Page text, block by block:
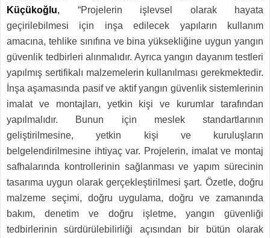
Küçükoğlu, “Projelerin işlevsel olarak hayata
geçirilebilmesi için inşa edilecek yapıların kullanım
amacına, tehlike sınıfına ve bina yüksekliğine uygun yangın
güvenlik tedbirleri alınmalıdır. Ayrıca yangın dayanım testleri
yapılmış sertifikalı malzemelerin kullanılması gerekmektedir.
İnşa aşamasında pasif ve aktif yangın güvenlik sistemlerinin
imalat ve montajları, yetkin kişi ve kurumlar tarafından
yapılmalıdır. Bunun için meslek standartlarının
geliştirilmesine, yetkin kişi ve kuruluşların
belgelendirilmesine ihtiyaç var. Projelerin, imalat ve montaj
safhalarında kontrollerinin sağlanması ve yapım sürecinin
tasarıma uygun olarak gerçekleştirilmesi şart. Özetle, doğru
malzeme seçimi, doğru uygulama, doğru ve zamanında
bakım, denetim ve doğru işletme, yangın güvenliği
tedbirlerinin sürdürülebilirliği açısından bir bütün olarak